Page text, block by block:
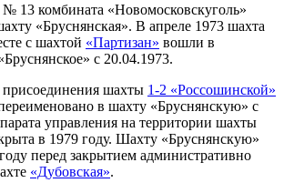
13 комбината «Новомосковскуголь»
«Бруснянская». В апреле 1973 шахта
с шахтой «Партизан» вошли в
с 20.04.1973.
присоединения шахты 1-2 «Россошинской»
в шахту «Бруснянскую» с
управления на территории шахты
в 1979 году. Шахту «Бруснянскую»
перед закрытием административно
«Дубовская».